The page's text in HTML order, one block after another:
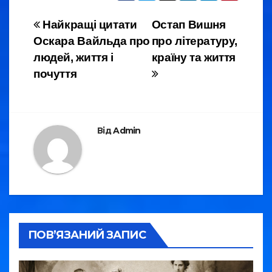
e
b
o
o
er
gr
a
e
Навігація
записів
Остап Вишня
про літературу,
країну та життя
Найкращі цитати
Оскара Вайльда про
людей, життя і
почуття
ВідAdmin
ПОВ’ЯЗАНИЙ ЗАПИС